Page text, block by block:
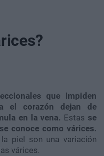
que impiden
el corazón dejan de
en la vena. Estas se
conoce como várices.
piel son una variación
várices.